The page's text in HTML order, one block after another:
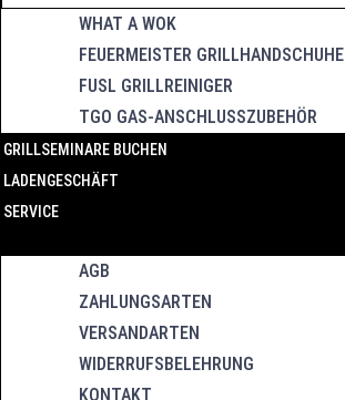
WHAT A WOK
FEUERMEISTER GRILLHANDSCHUHE
FUSL GRILLREINIGER
TGO GAS-ANSCHLUSSZUBEHÖR
GRILLSEMINARE BUCHEN
LADENGESCHÄFT
SERVICE
AGB
ZAHLUNGSARTEN
VERSANDARTEN
WIDERRUFSBELEHRUNG
KONTAKT